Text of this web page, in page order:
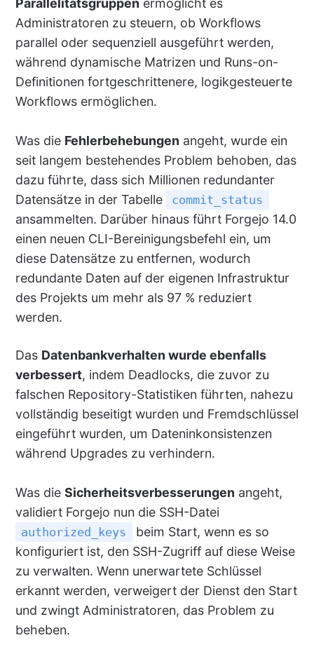
Parallelitätsgruppen ermöglicht es
Administratoren zu steuern, ob Workflows
parallel oder sequenziell ausgeführt werden,
während dynamische Matrizen und Runs-on-
Definitionen fortgeschrittenere, logikgesteuerte
Workflows ermöglichen.
Was die Fehlerbehebungen angeht, wurde ein
seit langem bestehendes Problem behoben, das
dazu führte, dass sich Millionen redundanter
Datensätze in der Tabelle
commit_status
ansammelten. Darüber hinaus führt Forgejo 14.0
einen neuen CLI-Bereinigungsbefehl ein, um
diese Datensätze zu entfernen, wodurch
redundante Daten auf der eigenen Infrastruktur
des Projekts um mehr als 97 % reduziert
werden.
Das Datenbankverhalten wurde ebenfalls
verbessert, indem Deadlocks, die zuvor zu
falschen Repository-Statistiken führten, nahezu
vollständig beseitigt wurden und Fremdschlüssel
eingeführt wurden, um Dateninkonsistenzen
während Upgrades zu verhindern.
Was die Sicherheitsverbesserungen angeht,
validiert Forgejo nun die SSH-Datei
authorized_keys
beim Start, wenn es so
konfiguriert ist, den SSH-Zugriff auf diese Weise
zu verwalten. Wenn unerwartete Schlüssel
erkannt werden, verweigert der Dienst den Start
und zwingt Administratoren, das Problem zu
beheben.